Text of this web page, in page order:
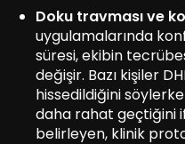
Doku travması ve
uygulamalarında
süresi, ekibin
değişir. Bazı kişiler
hissedildiğini
daha rahat geçtiğini
belirleyen, klinik